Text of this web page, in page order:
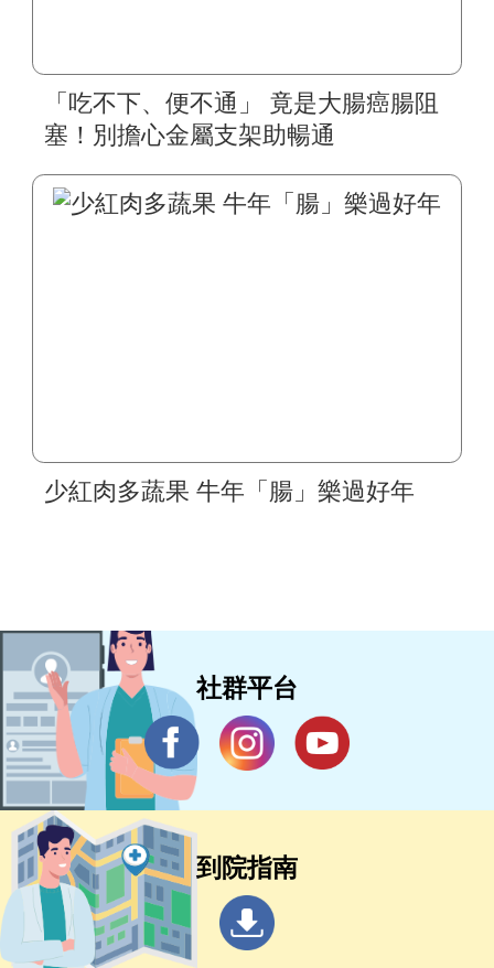
「吃不下、便不通」 竟是大腸癌腸阻
塞！別擔心金屬支架助暢通
少紅肉多蔬果 牛年「腸」樂過好年
社群平台
到院指南